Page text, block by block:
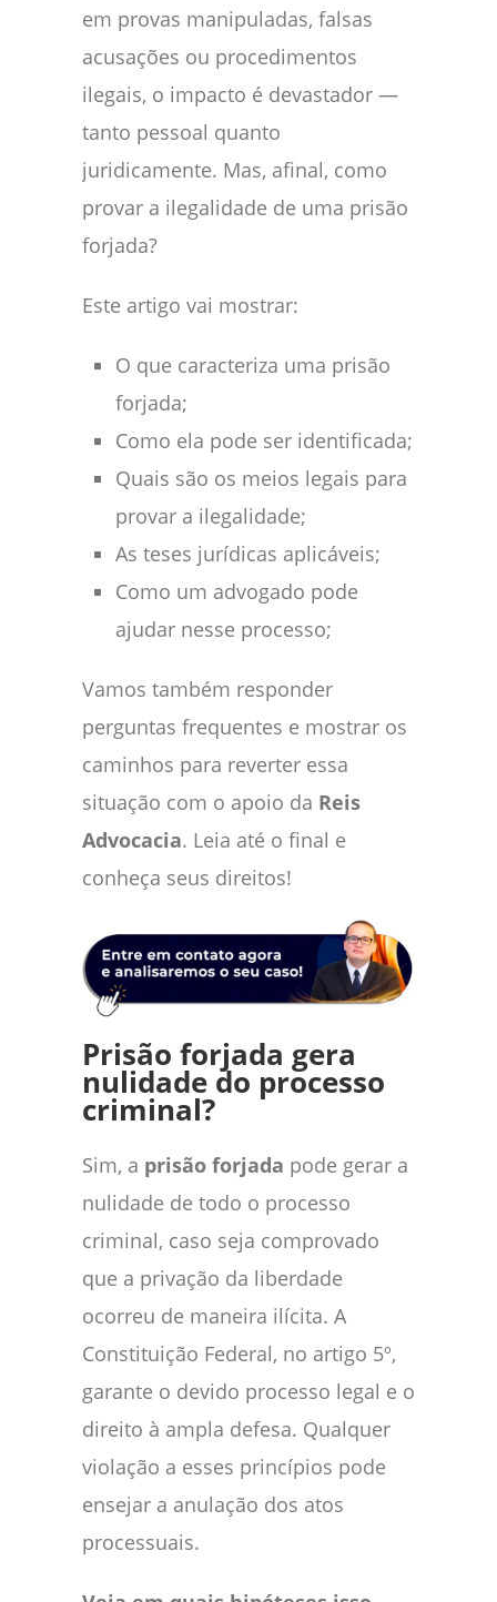
em provas manipuladas, falsas
acusações ou procedimentos
ilegais, o impacto é devastador —
tanto pessoal quanto
juridicamente. Mas, afinal, como
provar a ilegalidade de uma prisão
forjada?
Este artigo vai mostrar:
O que caracteriza uma prisão
forjada;
Como ela pode ser identificada;
Quais são os meios legais para
provar a ilegalidade;
As teses jurídicas aplicáveis;
Como um advogado pode
ajudar nesse processo;
Vamos também responder
perguntas frequentes e mostrar os
caminhos para reverter essa
situação com o apoio da Reis
Advocacia. Leia até o final e
conheça seus direitos!
Prisão forjada gera
nulidade do processo
criminal?
Sim, a prisão forjada pode gerar a
nulidade de todo o processo
criminal, caso seja comprovado
que a privação da liberdade
ocorreu de maneira ilícita. A
Constituição Federal, no artigo 5º,
garante o devido processo legal e o
direito à ampla defesa. Qualquer
violação a esses princípios pode
ensejar a anulação dos atos
processuais.